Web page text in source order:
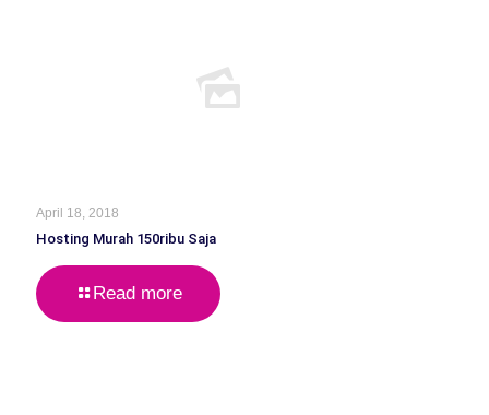
April 18, 2018
Hosting Murah 150ribu Saja
Read more